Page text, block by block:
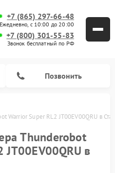
+7 (865) 297-66-48
Ежедневно, с 10:00 до 20:00
+7 (800) 301-55-83
Звонок бесплатный по РФ
Позвонить
Warrior Super RL2 JT00EV00QRU в
Thunderobot
JT00EV00QRU в